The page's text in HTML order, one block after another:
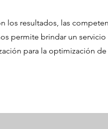
los resultados, las
permite brindar un
para la optimización